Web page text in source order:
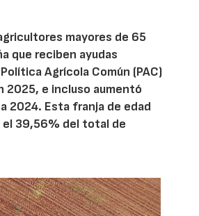
mayores de 65
que reciben ayudas
Agrícola Común (PAC)
2025, e incluso aumentó
2024. Esta franja de edad
el 39,56% del total de